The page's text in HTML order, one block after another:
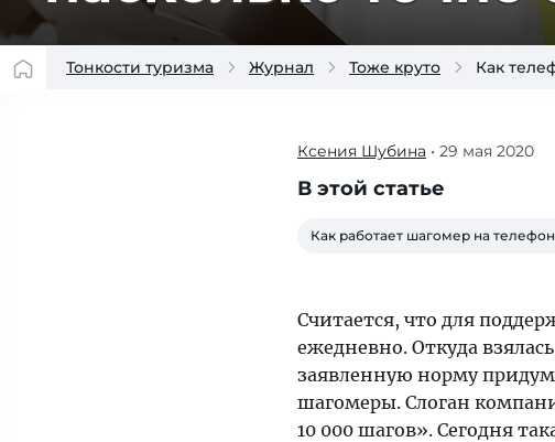
Тонкости туризма Журнал Тоже круто Как
Считается,
что
поддержания
бодрости
нужно
делать
10
000
Ксения Шубина • 29 мая 2020
В этой статье
Как работает шагомер на
Считается, что для
ежедневно. Откуда
заявленную норму
шагомеры. Слоган
10 000 шагов». Сегодня